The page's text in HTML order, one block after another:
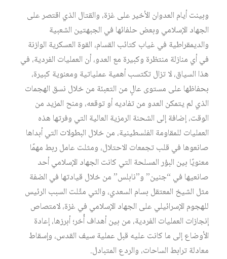
وبينت أيام العدوان الأخير على غزة، والقتال الذي اقتصر على
الجهاد الإسلامي وبعض حلفائها في الجبهتين الشعبية
والديمقراطية في غياب كتائب القسام، القوة العسكرية الوازنة
في أي منازلة منتظرة وكبيرة مع العدو، أن العمليات الفردية، في
هذا السياق، لا تزال تكتسب أهمية عملياتية ومعنوية كبيرة،
بحفاظها على مستوى عالٍ من التعبئة من خلال نسق الهجمات
الذي لم يتمكن العدو من تفاديه أو توقعه، ومنح المزيد من
الوقت، إضافة إلى الشحنة الرمزية العالية التي وفرتها هذه
العمليات للمقاومة الفلسطينية، من خلال البطولات التي أبداها
صانعوها في قلب تجمعات الاحتلال، ومثلت عامل ربط مهمًا
معنويًا بين البؤر المسلحة التي كانت الجهاد الإسلامي أحد
صانعيها في “جنين” و”نابلس” من خلال قيادتها في الضفة
مثل الشيخ المعتقل بسام السعدي، والتي مثّلت السبب الرئيس
للهجوم الإسرائيلي على الجهاد الإسلامي في غزة، لامتصاص
إنجازات العمليات الفردية، من بين أهداف أُخر؛ أبرزها، إعادة
الأوضاع إلى ما كانت عليه قبل عملية سيف القدس، وإسقاط
معادلة ترابط الساحات، والردع المتبادل.